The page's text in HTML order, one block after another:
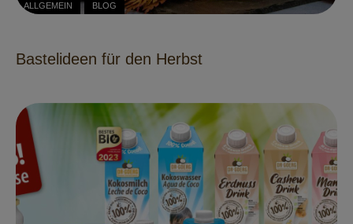
ALLGEMEIN BLOG
Bastelideen für den Herbst